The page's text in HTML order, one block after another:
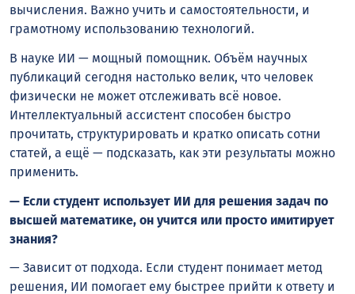
вычисления. Важно учить и самостоятельности, и
грамотному использованию технологий.
В науке ИИ — мощный помощник. Объём научных
публикаций сегодня настолько велик, что человек
физически не может отслеживать всё новое.
Интеллектуальный ассистент способен быстро
прочитать, структурировать и кратко описать сотни
статей, а ещё — подсказать, как эти результаты можно
применить.
— Если студент использует ИИ для решения задач по
высшей математике, он учится или просто имитирует
знания?
— Зависит от подхода. Если студент понимает метод
решения, ИИ помогает ему быстрее прийти к ответу и